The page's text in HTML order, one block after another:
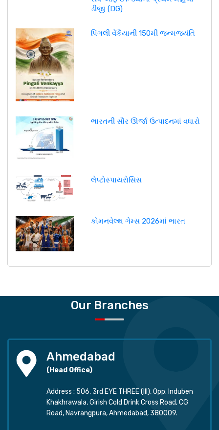
ડીજી (DG)
પિંગલી વેંકૈયાની 150મી જન્મજયંતિ
ભારતની સૌર ઊર્જા ઉત્પાદનમાં વધારો
લેપ્ટોસ્પાયરોસિસ
કોમનવેલ્થ ગેમ્સ 2026માં ભારત
Our Branches
Ahmedabad
(Head Office)
Address : 506, 3rd EYE THREE (III), Opp. Induben
Khakhrawala, Girish Cold Drink Cross Road, CG
Road, Navrangpura, Ahmedabad, 380009.